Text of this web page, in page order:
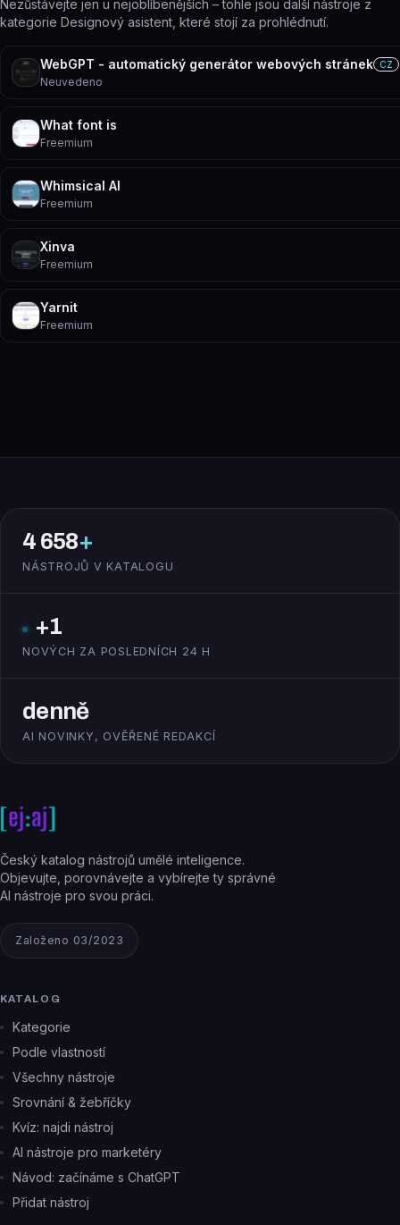
Nezůstávejte jen u nejoblíbenějších – tohle jsou další nástroje z
kategorie Designový asistent, které stojí za prohlédnutí.
WebGPT - automatický generátor webových stránek CZ
Neuvedeno
What font is
Freemium
Whimsical AI
Freemium
Xinva
Freemium
Yarnit
Freemium
4 658+
NÁSTROJŮ V KATALOGU
+1
NOVÝCH ZA POSLEDNÍCH 24 H
denně
AI NOVINKY, OVĚŘENÉ REDAKCÍ
Český katalog nástrojů umělé inteligence.
Objevujte, porovnávejte a vybírejte ty správné
AI nástroje pro svou práci.
Založeno 03/2023
KATALOG
Kategorie
Podle vlastností
Všechny nástroje
Srovnání & žebříčky
Kvíz: najdi nástroj
AI nástroje pro marketéry
Návod: začínáme s ChatGPT
Přidat nástroj